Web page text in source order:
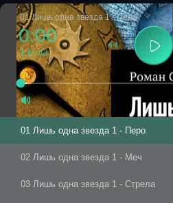
01 Лишь одна звезда 1 - Перо
0:00
1:16:43
01 Лишь одна звезда 1 - Перо
02 Лишь одна звезда 1 - Меч
03 Лишь одна звезда 1 - Стрела